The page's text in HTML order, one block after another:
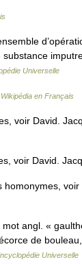
Universelle
Wikipédia en Français
voir David.
voir David.
angl. «
de
Universelle